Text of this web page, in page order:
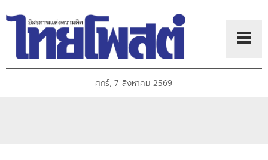
ศุกร์, 7 สิงหาคม 2569